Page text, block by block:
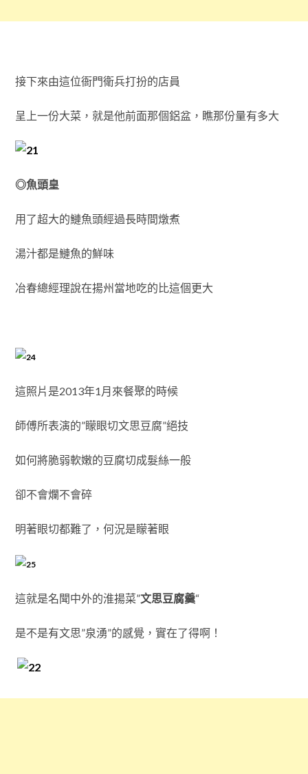
接下來由這位衙門衛兵打扮的店員
呈上一份大菜，就是他前面那個鋁盆，瞧那份量有多大
◎魚頭皇
用了超大的鰱魚頭經過長時間燉煮
湯汁都是鰱魚的鮮味
冶春總經理說在揚州當地吃的比這個更大
這照片是2013年1月來餐聚的時候
師傅所表演的”矇眼切文思豆腐”絕技
如何將脆弱軟嫩的豆腐切成髮絲一般
卻不會爛不會碎
明著眼切都難了，何況是矇著眼
這就是名聞中外的淮揚菜”文思豆腐羹“
是不是有文思”泉湧”的感覺，實在了得啊！